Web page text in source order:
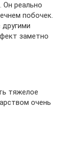
Он реально
побочек.
заметно
тяжелое
очень